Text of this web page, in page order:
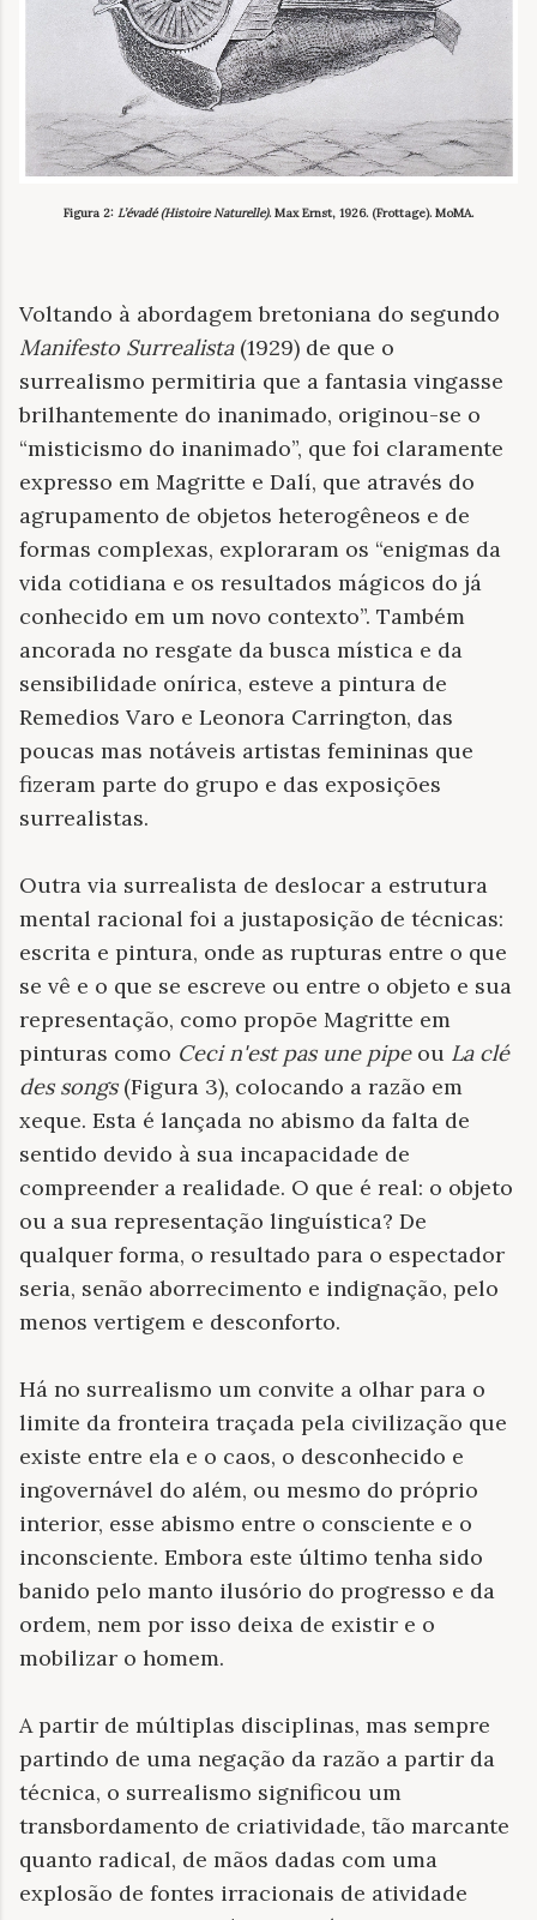
Figura 2: L’évadé (Histoire Naturelle). Max Ernst, 1926. (Frottage). MoMA.
Voltando à abordagem bretoniana do segundo
Manifesto Surrealista(1929) de que o
surrealismo permitiria que a fantasia vingasse
brilhantemente do inanimado, originou-se o
“misticismo do inanimado”, que foi claramente
expresso em Magritte e Dalí, que através do
agrupamento de objetos heterogêneos e de
formas complexas, exploraram os “enigmas da
vida cotidiana e os resultados mágicos do já
conhecido em um novo contexto”. Também
ancorada no resgate da busca mística e da
sensibilidade onírica, esteve a pintura de
Remedios Varo e Leonora Carrington, das
poucas mas notáveis artistas femininas que
fizeram parte do grupo e das exposições
surrealistas.
Outra via surrealista de deslocar a estrutura
mental racional foi a justaposição de técnicas:
escrita e pintura, onde as rupturas entre o que
se vê e o que se escreve ou entre o objeto e sua
representação, como propõe Magritte em
pinturas como Ceci n'est pas une pipeou La clé
des songs(Figura 3), colocando a razão em
xeque. Esta é lançada no abismo da falta de
sentido devido à sua incapacidade de
compreender a realidade. O que é real: o objeto
ou a sua representação linguística? De
qualquer forma, o resultado para o espectador
seria, senão aborrecimento e indignação, pelo
menos vertigem e desconforto.
Há no surrealismo um convite a olhar para o
limite da fronteira traçada pela civilização que
existe entre ela e o caos, o desconhecido e
ingovernável do além, ou mesmo do próprio
interior, esse abismo entre o consciente e o
inconsciente. Embora este último tenha sido
banido pelo manto ilusório do progresso e da
ordem, nem por isso deixa de existir e o
mobilizar o homem.
A partir de múltiplas disciplinas, mas sempre
partindo de uma negação da razão a partir da
técnica, o surrealismo significou um
transbordamento de criatividade, tão marcante
quanto radical, de mãos dadas com uma
explosão de fontes irracionais de atividade